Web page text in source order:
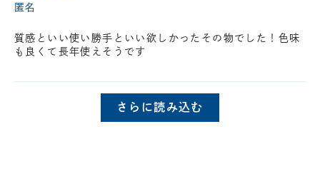
匿名
質感といい使い勝手といい欲しかったその物でした！色味
も良くて長年使えそうです
さらに読み込む